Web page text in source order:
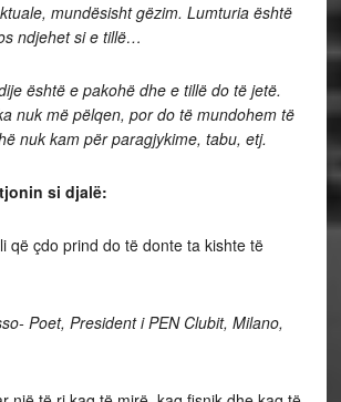
mundësisht gëzim. Lumturia është
ndjehet si e tillë…
është e pakohë dhe e tillë do të jetë.
nuk më pëlqen, por do të mundohem të
nuk kam për paragjykime, tabu, etj.
si djalë:
që çdo prind do të donte ta kishte të
Poet, President i PEN Clubit, Milano,